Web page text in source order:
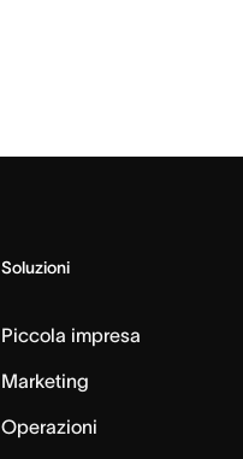
Soluzioni
Piccola impresa
Marketing
Operazioni